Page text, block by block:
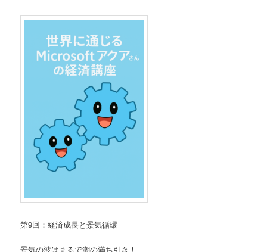
第9回：経済成長と景気循環
景気の波はまるで潮の満ち引き！